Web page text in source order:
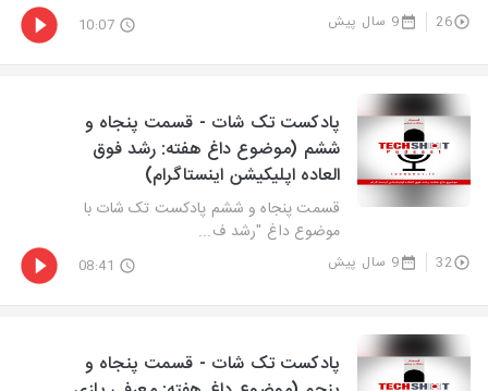
26 9 سال پیش 10:07
پادکست تک شات - قسمت پنجاه و
ششم (موضوع داغ هفته: رشد فوق
العاده اپلیکیشن اینستاگرام)
قسمت پنجاه و ششم پادکست تک شات با
موضوع داغ "رشد ف...
32 9 سال پیش 08:41
پادکست تک شات - قسمت پنجاه و